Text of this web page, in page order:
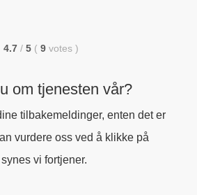
4.7 / 5 ( 9 votes )
om tjenesten vår?
tilbakemeldinger, enten det er
vurdere oss ved å klikke på
vi fortjener.